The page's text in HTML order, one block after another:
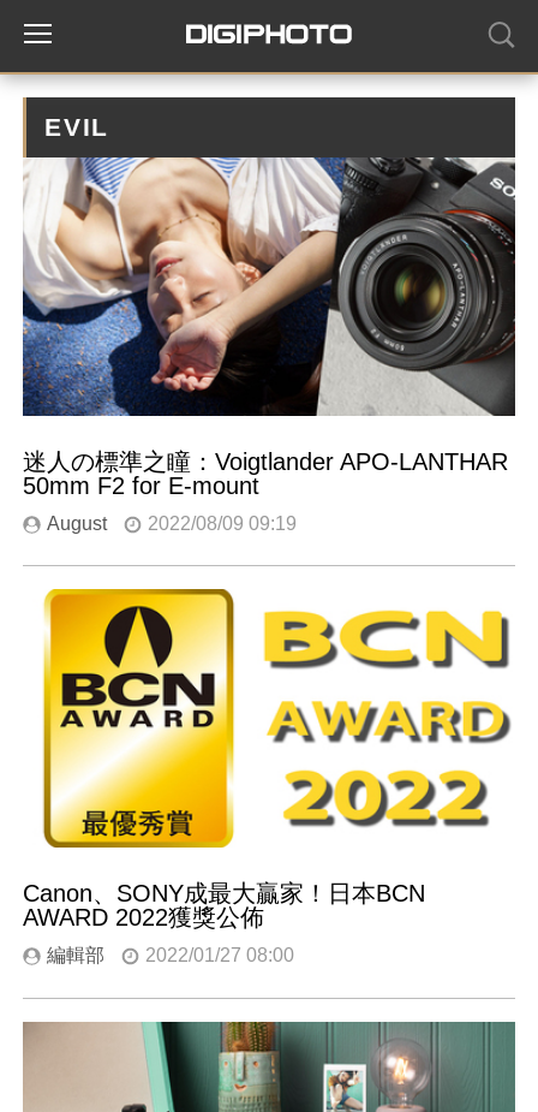
EVIL
迷人の標準之瞳：Voigtlander APO-LANTHAR
50mm F2 for E-mount
August 2022/08/09 09:19
Canon、SONY成最大贏家！日本BCN
AWARD 2022獲獎公佈
編輯部 2022/01/27 08:00